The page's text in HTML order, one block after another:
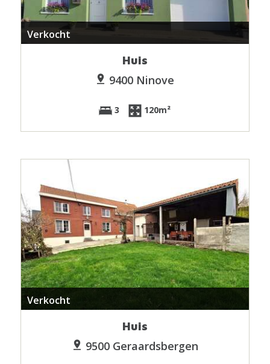
Verkocht
Huis
9400 Ninove
3 120m²
Verkocht
Huis
9500 Geraardsbergen